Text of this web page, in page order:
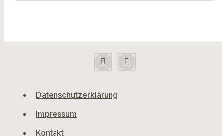
Datenschutzerklärung
Impressum
Kontakt